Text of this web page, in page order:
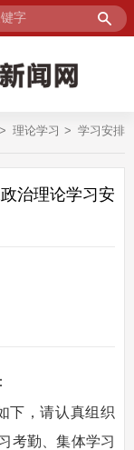
理论学习 学习安排
治理论学习安
下，请认真组织
考勤、集体学习